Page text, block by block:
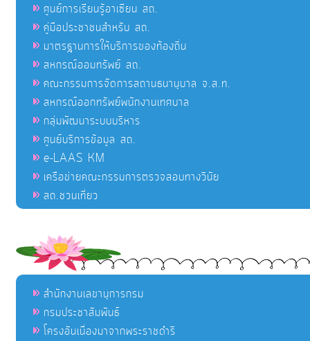
ศูนย์การเรียนรู้อาเซียน สถ.
คู่มือประชาชนสำหรับ สถ.
มาตรฐานการให้บริการของท้องถิ่น
สหกรณ์ออมทรัพย์ สถ.
คณะกรรมการจัดการสถานธนานุบาล จ.ส.ท.
สหกรณ์ออกทรัพย์พนักงานเทศบาล
กลุ่มพัฒนาระบบบริหาร
ศูนย์บริการข้อมูล สถ.
e-LAAS KM
เครือข่ายคณะกรรมการตรวจสอบทางวินัย
สถ.ชวนเที่ยว
สำนักงานเลขานุการกรม
กรมประชาสัมพันธ์
โครงอันเนื่องมาจากพระราชดำริ